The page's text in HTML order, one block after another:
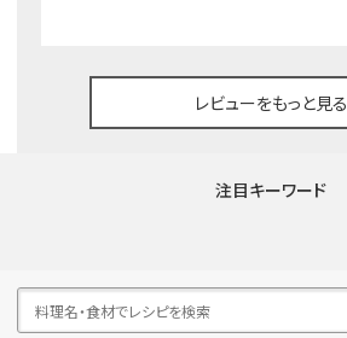
レビューをもっと見る
注目キーワード